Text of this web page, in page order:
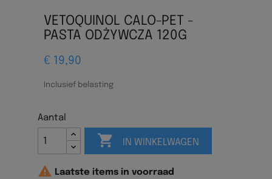
VETOQUINOL CALO-PET -
PASTA ODŻYWCZA 120G
€ 19,90
Inclusief belasting
Aantal
 IN WINKELWAGEN
 Laatste items in voorraad